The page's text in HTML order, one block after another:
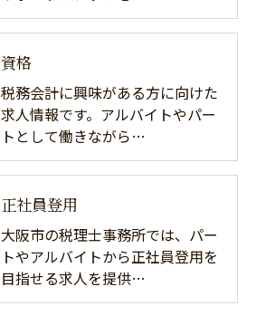
資格
税務会計に興味がある方に向けた
求人情報です。アルバイトやパー
トとして働きながら…
正社員登用
大阪市の税理士事務所では、パー
トやアルバイトから正社員登用を
目指せる求人を提供…